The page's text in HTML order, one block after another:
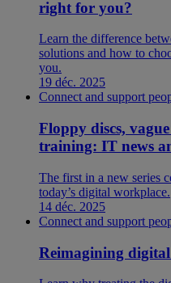
right for you?
Learn the difference
solutions and how to
you.
19 déc. 2025
Connect and support
Floppy discs,
training: IT news
The first in a new series
today’s digital workplace.
14 déc. 2025
Connect and support
Reimagining